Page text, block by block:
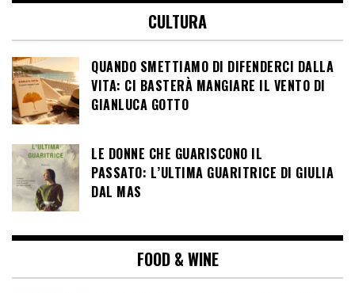
CULTURA
QUANDO SMETTIAMO DI DIFENDERCI DALLA
VITA: CI BASTERÀ MANGIARE IL VENTO DI
GIANLUCA GOTTO
LE DONNE CHE GUARISCONO IL
PASSATO: L’ULTIMA GUARITRICE DI GIULIA
DAL MAS
FOOD & WINE